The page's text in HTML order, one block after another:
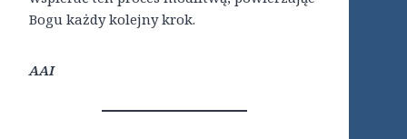
Bogu każdy kolejny krok.
AAI